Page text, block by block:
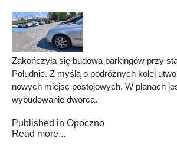
Zakończyła się budowa parkingów przy
Południe. Z myślą o podróżnych kolej
nowych miejsc postojowych. W planach
wybudowanie dworca.
Published in Opoczno
Read more...